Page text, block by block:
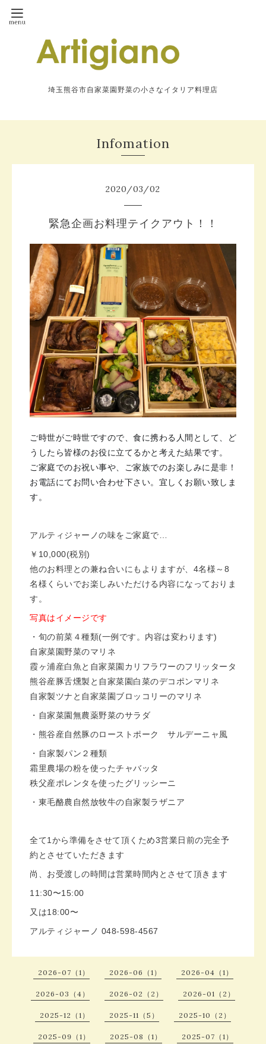
埼玉熊谷市自家菜園野菜の小さなイタリア料理店
Infomation
2020/03/02
緊急企画お料理テイクアウト！！
ご時世がご時世ですので、食に携わる人間として、ど
うしたら皆様のお役に立てるかと考えた結果です。
ご家庭でのお祝い事や、ご家族でのお楽しみに是非！
お電話にてお問い合わせ下さい。宜しくお願い致しま
す。
アルティジャーノの味をご家庭で…
￥10,000(税別)
他のお料理との兼ね合いにもよりますが、4名様～8
名様くらいでお楽しみいただける内容になっておりま
す。
写真はイメージです
・旬の前菜４種類(一例です。内容は変わります)
自家菜園野菜のマリネ
霞ヶ浦産白魚と自家菜園カリフラワーのフリッタータ
熊谷産豚舌燻製と自家菜園白菜のデコポンマリネ
自家製ツナと自家菜園ブロッコリーのマリネ
・自家菜園無農薬野菜のサラダ
・熊谷産自然豚のローストポーク サルデーニャ風
・自家製パン２種類
霜里農場の粉を使ったチャバッタ
秩父産ポレンタを使ったグリッシーニ
・東毛酪農自然放牧牛の自家製ラザニア
全て1 から準備をさせて頂くため3営業日前の完全予
約とさせていただきます
尚、お受渡しの時間は営業時間内とさせて頂きます
11:30〜15:00
又は18:00〜
アルティジャーノ 048-598-4567
2026-07（1） 2026-06（1） 2026-04（1）
2026-03（4） 2026-02（2） 2026-01（2）
2025-12（1） 2025-11（5） 2025-10（2）
2025-09（1） 2025-08（1） 2025-07（1）